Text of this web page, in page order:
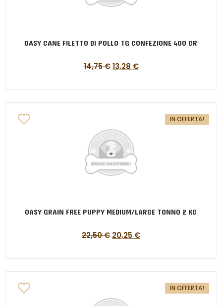
OASY CANE FILETTO DI POLLO TG CONFEZIONE 400 GR
14,75€ 13,28 €
IN OFFERTA!
OASY GRAIN FREE PUPPY MEDIUM/LARGE TONNO 2 KG
22,50€ 20,25 €
IN OFFERTA!